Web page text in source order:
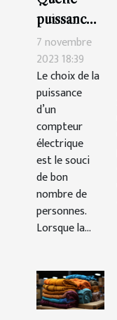
puissance
de
compteur
choisir ?
7 novembre
2023 18:39
Le choix de la
puissance
d’un
compteur
électrique
est le souci
de bon
nombre de
personnes.
Lorsque la...